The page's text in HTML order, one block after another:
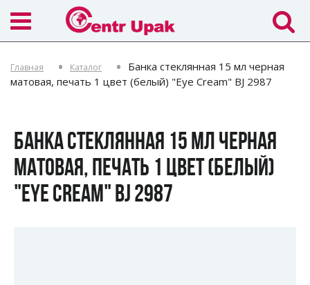
Главная Каталог
Банка стеклянная 15 мл черная
матовая, печать 1 цвет (белый) "Eye Cream" BJ 2987
БАНКА СТЕКЛЯННАЯ 15 МЛ ЧЕРНАЯ
МАТОВАЯ, ПЕЧАТЬ 1 ЦВЕТ (БЕЛЫЙ)
"EYE CREAM" BJ 2987